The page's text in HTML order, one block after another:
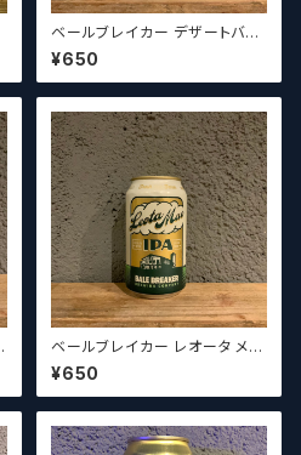
ベールブレイカー デザートバイ
ト IPA Bale Breaker Deser
t Bite IPA【クラフトビールシザ
ーズ】
¥650
ベールブレイカー レオータ メ
ー Bale Breaker Leota Ma
e 【クラフトビールシザーズ】
¥650